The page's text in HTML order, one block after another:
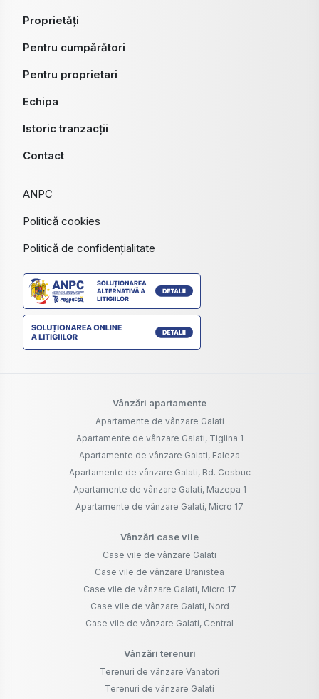
Proprietăți
Pentru cumpărători
Pentru proprietari
Echipa
Istoric tranzacții
Contact
ANPC
Politică cookies
Politică de confidențialitate
Vânzări apartamente
Apartamente de vânzare Galati
Apartamente de vânzare Galati, Tiglina 1
Apartamente de vânzare Galati, Faleza
Apartamente de vânzare Galati, Bd. Cosbuc
Apartamente de vânzare Galati, Mazepa 1
Apartamente de vânzare Galati, Micro 17
Vânzări case vile
Case vile de vânzare Galati
Case vile de vânzare Branistea
Case vile de vânzare Galati, Micro 17
Case vile de vânzare Galati, Nord
Case vile de vânzare Galati, Central
Vânzări terenuri
Terenuri de vânzare Vanatori
Terenuri de vânzare Galati